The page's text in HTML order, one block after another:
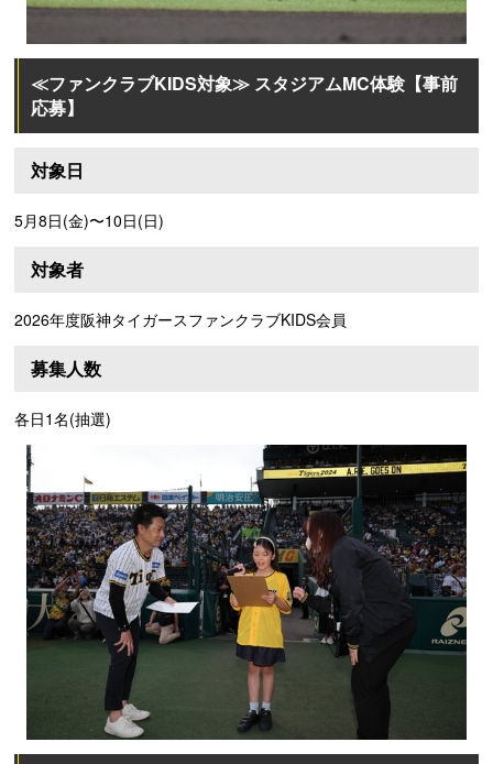
≪ファンクラブKIDS対象≫ スタジアムMC体験【事前
応募】
対象日
5月8日(金)〜10日(日)
対象者
2026年度阪神タイガースファンクラブKIDS会員
募集人数
各日1名(抽選)